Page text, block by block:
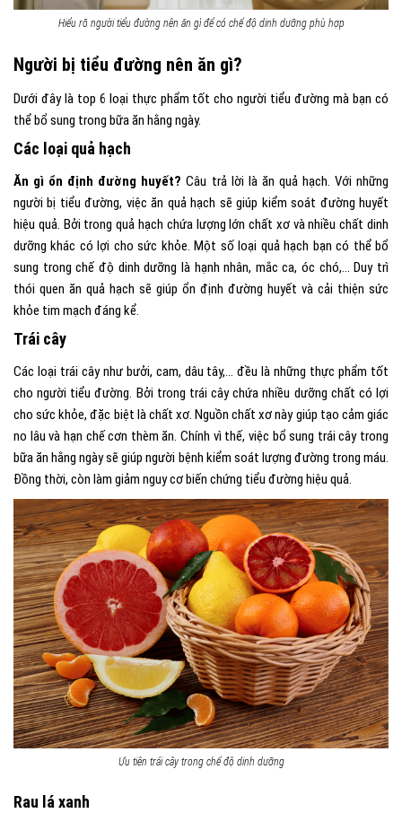
Hiểu rõ người tiểu đường nên ăn gì để có chế độ dinh dưỡng phù hợp
Người bị tiểu đường nên ăn gì?
Dưới đây là top 6 loại thực phẩm tốt cho người tiểu đường mà bạn có
thể bổ sung trong bữa ăn hằng ngày.
Các loại quả hạch
Ăn gì ổn định đường huyết? Câu trả lời là ăn quả hạch. Với những
người bị tiểu đường, việc ăn quả hạch sẽ giúp kiểm soát đường huyết
hiệu quả. Bởi trong quả hạch chứa lượng lớn chất xơ và nhiều chất dinh
dưỡng khác có lợi cho sức khỏe. Một số loại quả hạch bạn có thể bổ
sung trong chế độ dinh dưỡng là hạnh nhân, mắc ca, óc chó,… Duy trì
thói quen ăn quả hạch sẽ giúp ổn định đường huyết và cải thiện sức
khỏe tim mạch đáng kể.
Trái cây
Các loại trái cây như bưởi, cam, dâu tây,… đều là những thực phẩm tốt
cho người tiểu đường. Bởi trong trái cây chứa nhiều dưỡng chất có lợi
cho sức khỏe, đặc biệt là chất xơ. Nguồn chất xơ này giúp tạo cảm giác
no lâu và hạn chế cơn thèm ăn. Chính vì thế, việc bổ sung trái cây trong
bữa ăn hằng ngày sẽ giúp người bệnh kiểm soát lượng đường trong máu.
Đồng thời, còn làm giảm nguy cơ biến chứng tiểu đường hiệu quả.
Ưu tiên trái cây trong chế độ dinh dưỡng
Rau lá xanh